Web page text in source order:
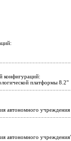
конфигураций:
платформы 8.2"
автономного
автономного